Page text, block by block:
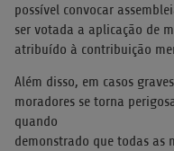
possível convocar
ser votada a aplicação de
atribuído à contribuição
Além disso, em casos
moradores se torna
quando
demonstrado que todas as